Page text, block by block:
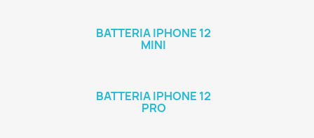
BATTERIA IPHONE 12
MINI
BATTERIA IPHONE 12
PRO